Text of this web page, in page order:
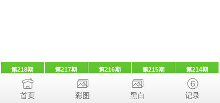
第218期 第217期 第216期 第215期 第214期
首页 彩图 黑白 记录